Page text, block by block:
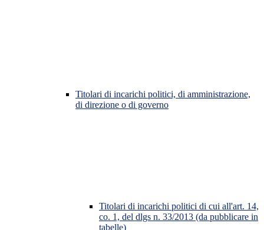
Titolari di incarichi politici, di amministrazione,
di direzione o di governo
Titolari di incarichi politici di cui all'art. 14,
co. 1, del dlgs n. 33/2013 (da pubblicare in
tabelle)